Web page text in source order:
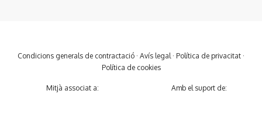
Condicions generals de contractació · Avís legal · Política de privacitat ·
Política de cookies
Mitjà associat a: Amb el suport de: